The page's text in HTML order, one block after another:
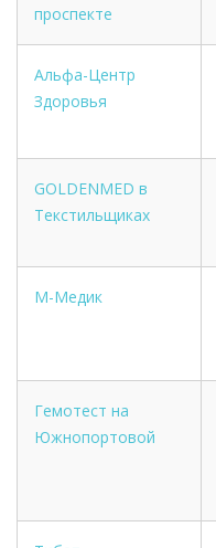
проспекте
Альфа-Центр
Здоровья
GOLDENMED в
Текстильщиках
М-Медик
Гемотест на
Южнопортовой